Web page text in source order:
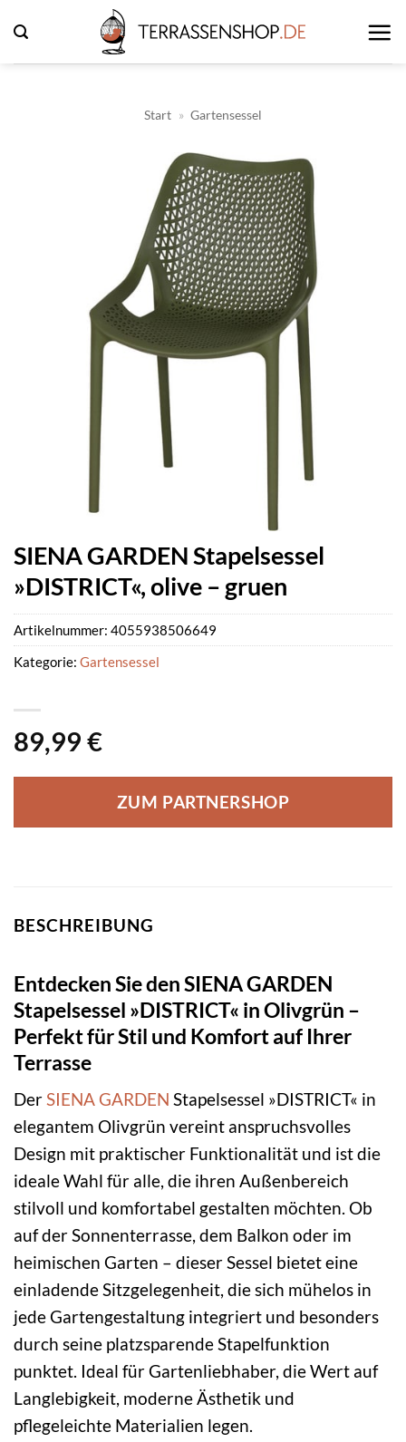
Inhalt
springen
Start » Gartensessel
SIENA GARDEN Stapelsessel
»DISTRICT«, olive – gruen
89,99 €
ZUM PARTNERSHOP
Artikelnummer: 4055938506649
Kategorie: Gartensessel
BESCHREIBUNG
Entdecken Sie den SIENA GARDEN
Stapelsessel »DISTRICT« in Olivgrün –
Perfekt für Stil und Komfort auf Ihrer
Terrasse
DerSIENA GARDEN Stapelsessel »DISTRICT« in
elegantem Olivgrün vereint anspruchsvolles
Design mit praktischer Funktionalität und ist die
ideale Wahl für alle, die ihren Außenbereich
stilvoll und komfortabel gestalten möchten. Ob
auf der Sonnenterrasse, dem Balkon oder im
heimischen Garten – dieser Sessel bietet eine
einladende Sitzgelegenheit, die sich mühelos in
jede Gartengestaltung integriert und besonders
durch seine platzsparende Stapelfunktion
punktet. Ideal für Gartenliebhaber, die Wert auf
Langlebigkeit, moderne Ästhetik und
pflegeleichte Materialien legen.